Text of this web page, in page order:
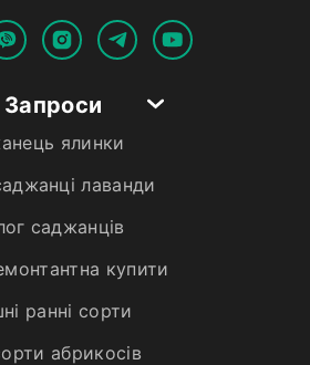
ялинки
лаванди
саджанців
купити
ранні сорти
абрикосів